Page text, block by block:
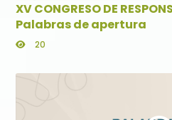
XV CONGRESO DE
Palabras de apertura
20